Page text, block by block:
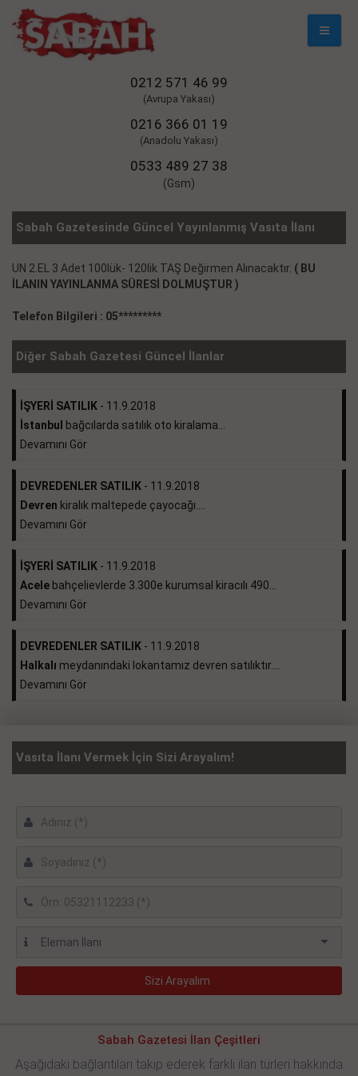
Mobil
0212 571 46 99
(Avrupa Yakası)
0216 366 01 19
(Anadolu Yakası)
0533 489 27 38
(Gsm)
Sabah Gazetesinde Güncel Yayınlanmış Vasıta İlanı
UN 2.EL 3 Adet 100lük- 120lik TAŞ Değirmen Alınacaktır. ( BU
İLANIN YAYINLANMA SÜRESİ DOLMUŞTUR )
Telefon Bilgileri : 05*********
Diğer Sabah Gazetesi Güncel İlanlar
İŞYERİ SATILIK - 11.9.2018
İstanbul
bağcılarda satılık oto kiralama...
Devamını Gör
DEVREDENLER SATILIK - 11.9.2018
Devren kiralık maltepede çayocağı....
Devamını Gör
İŞYERİ SATILIK - 11.9.2018
Acele bahçelievlerde 3.300e kurumsal kiracılı 490...
Devamını Gör
DEVREDENLER SATILIK - 11.9.2018
Halkalı meydanındaki lokantamız devren satılıktır....
Devamını Gör
Vasıta İlanı Vermek İçin Sizi Arayalım!
Sabah Gazetesi İlan Çeşitleri
Aşağıdaki bağlantıları takip ederek farklı ilan türleri hakkında